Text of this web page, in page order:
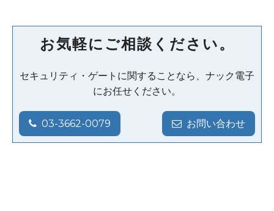
お気軽にご相談ください。
セキュリティ・ゲートに関することなら、ナック電子
にお任せください。
03-3662-0079 お問い合わせ